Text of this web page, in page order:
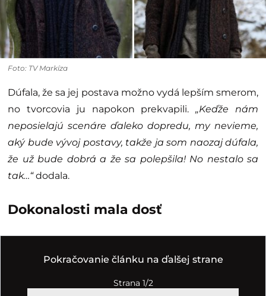
Foto: TV Markíza
Dúfala, že sa jej postava možno vydá lepším smerom,
no tvorcovia ju napokon prekvapili.„Keďže nám
neposielajú scenáre ďaleko dopredu, my nevieme,
aký bude vývoj postavy, takže ja som naozaj dúfala,
že už bude dobrá a že sa polepšila! No nestalo sa
tak…“dodala.
Dokonalosti mala dosť
Pokračovanie článku na ďalšej strane
Strana 1/2